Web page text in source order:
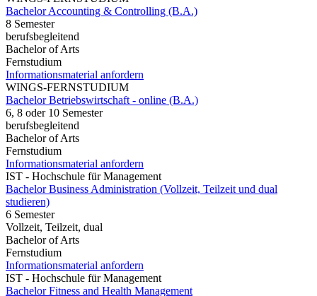
Bachelor Accounting & Controlling (B.A.)
8 Semester
berufsbegleitend
Bachelor of Arts
Fernstudium
Informationsmaterial anfordern
WINGS-FERNSTUDIUM
Bachelor Betriebswirtschaft - online (B.A.)
6, 8 oder 10 Semester
berufsbegleitend
Bachelor of Arts
Fernstudium
Informationsmaterial anfordern
IST - Hochschule für Management
Bachelor Business Administration (Vollzeit, Teilzeit und dual
studieren)
6 Semester
Vollzeit, Teilzeit, dual
Bachelor of Arts
Fernstudium
Informationsmaterial anfordern
IST - Hochschule für Management
Bachelor Fitness and Health Management